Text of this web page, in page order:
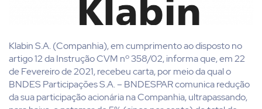
Klabin S.A. (Companhia), em cumprimento ao disposto no
artigo 12 da Instrução CVM nº 358/02, informa que, em 22
de Fevereiro de 2021, recebeu carta, por meio da qual o
BNDES Participações S.A. – BNDESPAR comunica redução
da sua participação acionária na Companhia, ultrapassando,